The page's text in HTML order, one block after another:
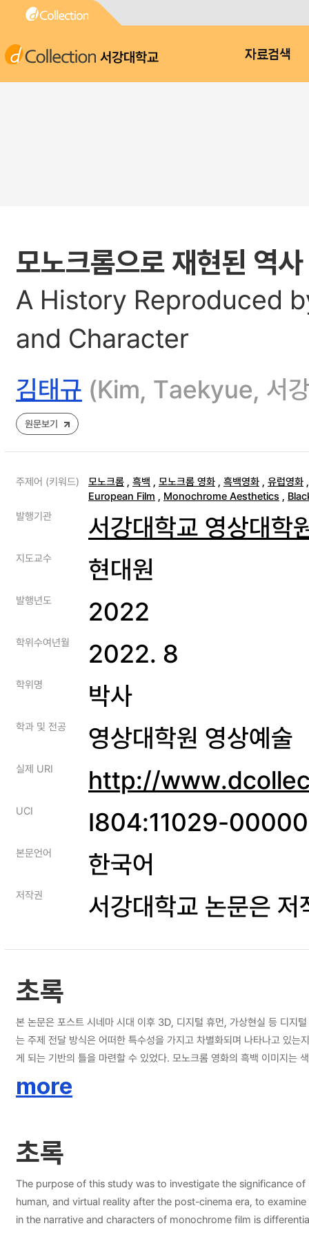
서강대학교 자료검색
모노크롬으로 재현된 역
A History Reproduced
and Character
김태규 (Kim, Taekyue, 서
원문보기
주제어 (키워드) 모노크롬 , 흑백 , 모노크롬 영화 , 흑백영화 , 유럽영화
European Film , Monochrome Aesthetics ,
발행기관
서강대학교 영상대학
지도교수 현대원
발행년도 2022
학위수여년월 2022. 8
학위명 박사
학과 및 전공 영상대학원 영상예술
실제 URI http://
UCI I804:11029-
본문언어 한국어
저작권 서강대학교 논문은
초록
본 논문은 포스트 시네마 시대 이후 3D, 디지털 휴먼, 가상현실 등 디지
는 주제 전달 방식은 어떠한 특수성을 가지고 차별화되며 나타나고 있는지 연구하고자 한다. 디지털 후반 보정 기술과 만난 현대 모노크롬 영화는 심미적 효과를 자아내며, 오늘날 컬러의
게 되는 기반의 틀을 마련할 수 있었다. 모노크롬 영화의 흑백 이미지는
의 특징은 무엇인가? 둘째, 유럽 모노크롬 역사 영화의 서사적 특징은
는 역사적, 종교적 맥락에 대한 접근을 시도하고 예술성을 앞세운 유럽
보 수집을 통해 국제적 명성과 예술적 지위를 함께 받은 작품을 선별하
<하얀 리본>(The White Ribbon, 2009), 바츨라프 마르호울(Vaclav
본 연구의 연구대상 영화로 선정하였으며, 대표적인 현대 유럽 모노크롬 역사 영화 작
상 영화가 가지고 있는 특징을 살펴보기 위한 방법론으로 다음과 같은
more
초록
The purpose of this study was to investigate the significance
human, and virtual reality after the post-cinema era, to
in the narrative and characters of monochrome film is differentiated. he modern monochrome films, aided by digital post-production correction technology, have contributed to the